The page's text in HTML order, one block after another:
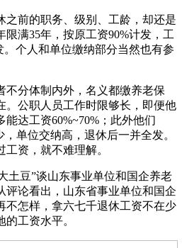
之前的职务、级别、工龄，却还是
满35年，按原工资90%计发，工
。个人和单位缴纳部分当然也有参
不分体制内外，名义都缴养老保
。公职人员工作时限够长，即便他
达工资60%~70%；此外他们
单位交纳高，退休后一并全发。
资，就不难理解。
土豆”谈山东事业单位和国企养老
评论看出，山东省事业单位和国企
不怎样，拿六七千退休工资不在少
工资水平。